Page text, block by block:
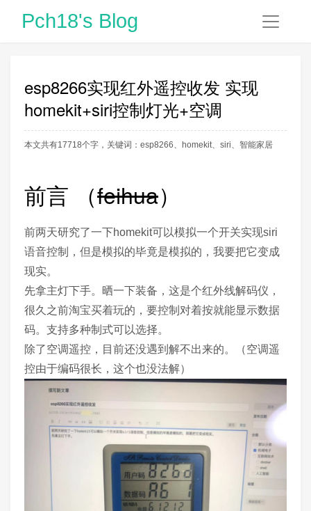
Pch18's Blog
esp8266实现红外遥控收发 实现
homekit+siri控制灯光+空调
本文共有17718个字，关键词： esp8266、 homekit、 siri、 智能家居
前言 （feihua）
前两天研究了一下homekit可以模拟一个开关实现siri
语音控制，但是模拟的毕竟是模拟的，我要把它变成
现实。
先拿主灯下手。晒一下装备，这是个红外线解码仪，
很久之前淘宝买着玩的，要控制对着按就能显示数据
码。支持多种制式可以选择。
除了空调遥控，目前还没遇到解不出来的。（空调遥
控由于编码很长，这个也没法解）